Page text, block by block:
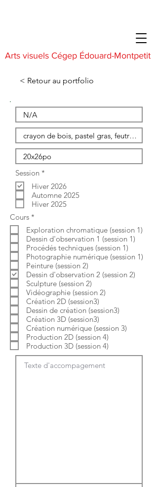
Arts visuels Cégep Édouard-Montpetit
< Retour au portfolio
Session *
l
i
g
a
i
r
e
Hiver 2026
Automne 2025
Hiver 2025
Cours *
l
i
g
a
t
o
i
r
e
Exploration chromatique (session 1)
Dessin d'observation 1 (session 1)
Procédés techniques (session 1)
Photographie numérique (session 1)
Peinture (session 2)
Dessin d'observation 2 (session 2)
Sculpture (session 2)
Vidéographie (session 2)
Création 2D (session3)
Dessin de création (session3)
Création 3D (session3)
Création numérique (session 3)
Production 2D (session 4)
Production 3D (session 4)
Texte d'accompagement